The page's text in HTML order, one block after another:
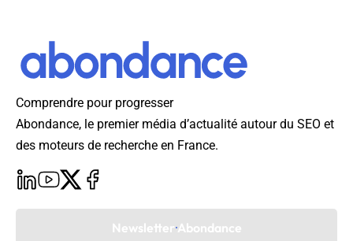
Comprendre pour progresser
Abondance, le premier média d’actualité autour du SEO et
des moteurs de recherche en France.
Newsletter Abondance